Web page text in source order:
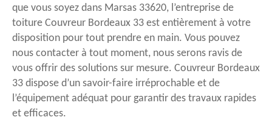
que vous soyez dans Marsas 33620, l’entreprise de
toiture Couvreur Bordeaux 33 est entièrement à votre
disposition pour tout prendre en main. Vous pouvez
nous contacter à tout moment, nous serons ravis de
vous offrir des solutions sur mesure. Couvreur Bordeaux
33 dispose d’un savoir-faire irréprochable et de
l’équipement adéquat pour garantir des travaux rapides
et efficaces.